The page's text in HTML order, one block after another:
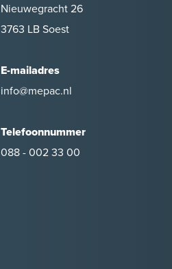
Nieuwegracht 26
3763 LB Soest
E-mailadres
info@mepac.nl
Telefoonnummer
088 - 002 33 00